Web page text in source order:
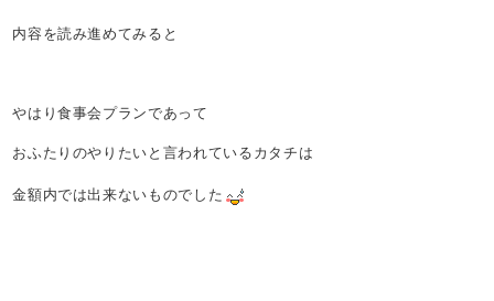
内容を読み進めてみると
やはり食事会プランであって
おふたりのやりたいと言われているカタチは
金額内では出来ないものでした